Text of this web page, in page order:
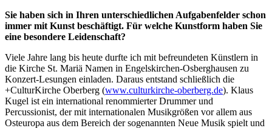
Sie haben sich in Ihren unterschiedlichen Aufgabenfelder schon
immer mit Kunst beschäftigt. Für welche Kunstform haben Sie
eine besondere Leidenschaft?
Viele Jahre lang bis heute durfte ich mit befreundeten Künstlern in
die Kirche St. Mariä Namen in Engelskirchen-Osberghausen zu
Konzert-Lesungen einladen. Daraus entstand schließlich die
+CulturKirche Oberberg (www.culturkirche-oberberg.de). Klaus
Kugel ist ein international renommierter Drummer und
Percussionist, der mit internationalen Musikgrößen vor allem aus
Osteuropa aus dem Bereich der sogenannten Neue Musik spielt und